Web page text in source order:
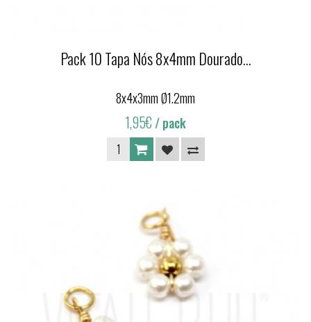
Pack 10 Tapa Nós 8x4mm Dourado...
8x4x3mm Ø1.2mm
1,95€/ pack